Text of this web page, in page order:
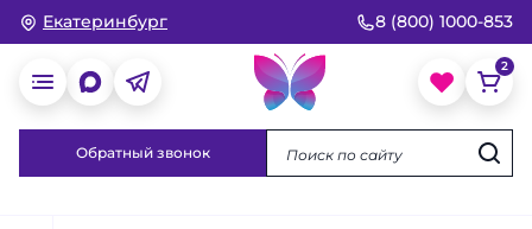
Екатеринбург 8 (800) 1000-853
Обратный звонок